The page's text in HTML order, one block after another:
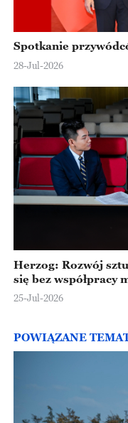
Spotkanie
28-Jul-2026
Herzog: Rozwój
się bez współpracy
25-Jul-2026
POWIĄZANE